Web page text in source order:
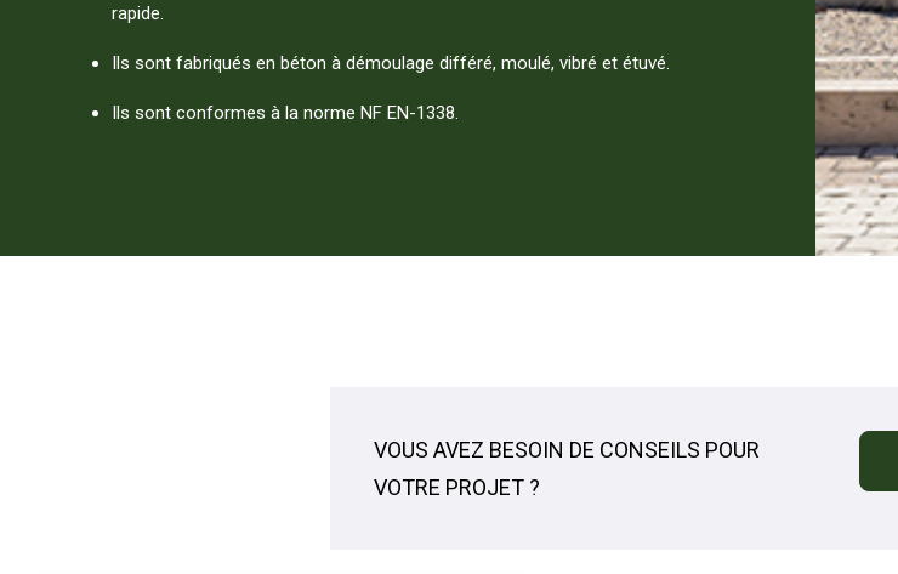
rapide.
Ils sont fabriqués en béton à démoulage différé, moulé, vibré et étuvé.
Ils sont conformes à la norme NF EN-1338.
VOUS AVEZ BESOIN DE CONSEILS POUR
VOTRE PROJET ?